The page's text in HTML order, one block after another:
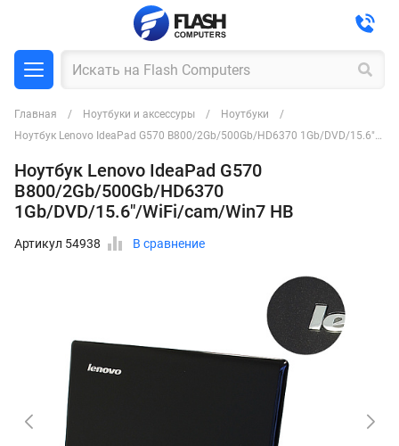
Главная Ноутбуки и аксессуры
Ноутбуки
Ноутбук Lenovo IdeaPad G570 B800/2Gb/500Gb/HD6370 1Gb/DVD/15.6"/WiFi/cam/Win7 HB
Ноутбук Lenovo IdeaPad G570
B800/2Gb/500Gb/HD6370
1Gb/DVD/15.6"/WiFi/cam/Win7 HB
Артикул 54938 В сравнение